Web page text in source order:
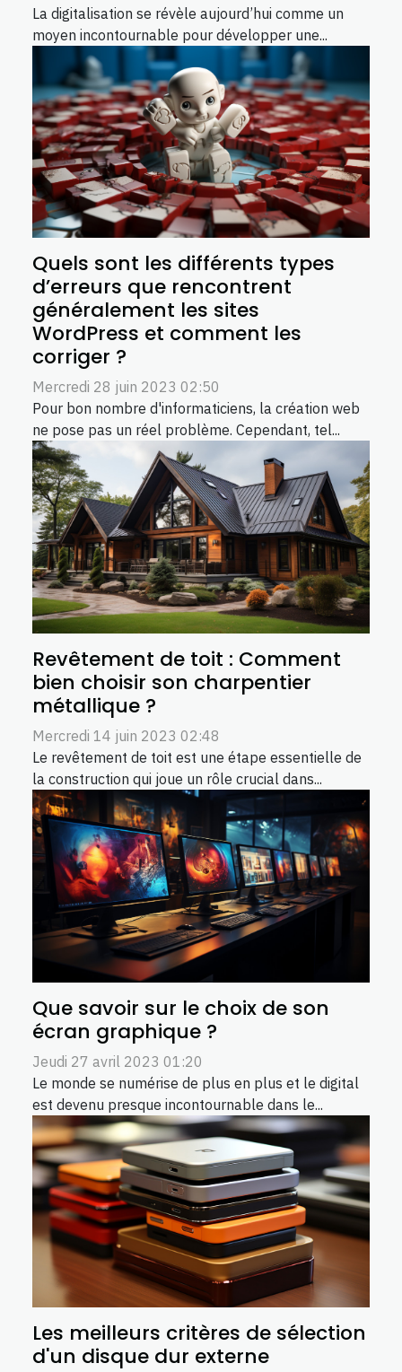
La digitalisation se révèle aujourd’hui comme un
moyen incontournable pour développer une...
Quels sont les différents types
d’erreurs que rencontrent
généralement les sites
WordPress et comment les
corriger ?
Mercredi 28 juin 2023 02:50
Pour bon nombre d'informaticiens, la création web
ne pose pas un réel problème. Cependant, tel...
Revêtement de toit : Comment
bien choisir son charpentier
métallique ?
Mercredi 14 juin 2023 02:48
Le revêtement de toit est une étape essentielle de
la construction qui joue un rôle crucial dans...
Que savoir sur le choix de son
écran graphique ?
Jeudi 27 avril 2023 01:20
Le monde se numérise de plus en plus et le digital
est devenu presque incontournable dans le...
Les meilleurs critères de sélection
d'un disque dur externe